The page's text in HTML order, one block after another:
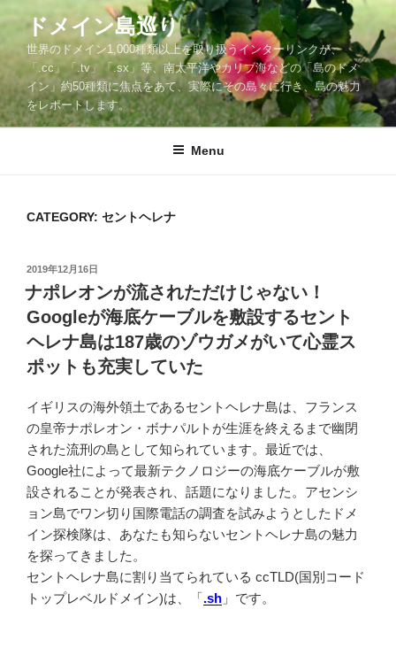
content
ドメイン島巡り
世界のドメイン1,000種類以上を取り扱うインターリンクが、
「.cc」「.tv」「.sx」等、南太平洋やカリブ海などの「島のドメ
イン」約50種類に焦点をあて、実際にその島々に行き、島の魅力
をレポートします。
Menu
CATEGORY: セントヘレナ
POSTED
ON
2019年12月16日
ナポレオンが流されただけじゃない！
Googleが海底ケーブルを敷設するセント
ヘレナ島は187歳のゾウガメがいて心霊ス
ポットも充実していた
イギリスの海外領土であるセントヘレナ島は、フランス
の皇帝ナポレオン・ボナパルトが生涯を終えるまで幽閉
された流刑の島として知られています。最近では、
Google社によって最新テクノロジーの海底ケーブルが敷
設されることが発表され、話題になりました。アセンシ
ョン島でワン切り国際電話の調査を試みようとしたドメ
イン探検隊は、あなたも知らないセントヘレナ島の魅力
を探ってきました。
セントヘレナ島に割り当てられている ccTLD(国別コード
トップレベルドメイン)は、「.sh 」です。